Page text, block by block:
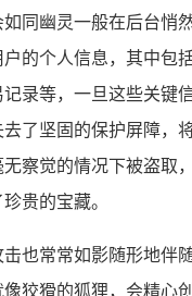
同幽灵一般在后台悄
的个人信息，其中包
录等，一旦这些关键
了坚固的保护屏障，
察觉的情况下被盗取
贵的宝藏。
也常常如影随形地伴
狡猾的狐狸，会精心